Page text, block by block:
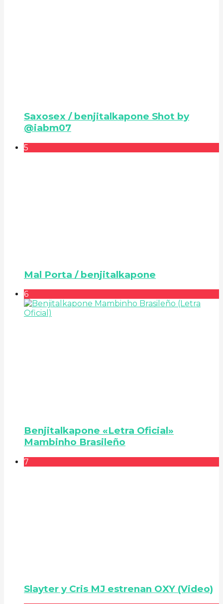
Saxosex / benjitalkapone Shot by
@iabm07
5
Mal Porta / benjitalkapone
6
Benjitalkapone «Letra Oficial»
Mambinho Brasileño
7
Slayter y Cris MJ estrenan OXY (Video)